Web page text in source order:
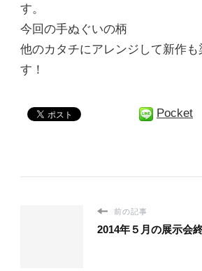
す。
今回の手ぬぐいの柄
他のカタチにアレンジして新作
す！
Pocket
前の記事
2014年５月の展示会